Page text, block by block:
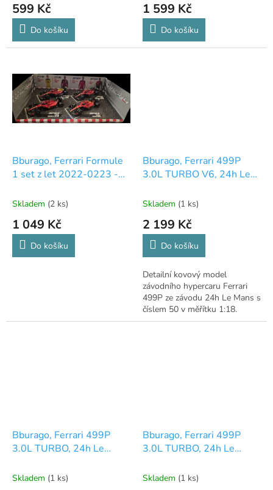
599 Kč
Do košíku
1 599 Kč
Do košíku
Bburago, Ferrari Formule
1 set z let 2022-0223 -
Skladem (2 ks)
1 049 Kč
Do košíku
Bburago, Ferrari 499P
3.0L TURBO V6, 24h Le
A.Fuoco/M.Molina, 1:18
Skladem (1 ks)
2 199 Kč
Do košíku
Detailní kovový model
závodního hypercaru Ferrari
499P ze závodu 24h Le Mans s
číslem 50 v měřítku 1:18.
Perfektní kousek do sbírky.
Bburago, Ferrari 499P
3.0L TURBO, 24h Le
Skladem (1 ks)
Bburago, Ferrari 499P
3.0L TURBO, 24h Le
Skladem (1 ks)